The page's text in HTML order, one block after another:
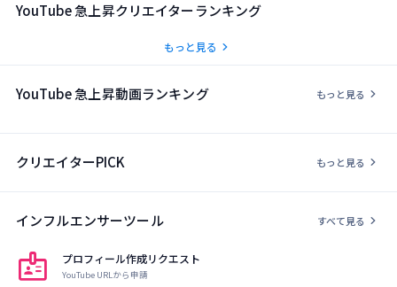
YouTube 急上昇クリエイターランキング
もっと見る chevron_right
YouTube 急上昇動画ランキング もっと見る chevron_right
クリエイターPICK もっと見る chevron_right
インフルエンサーツール すべて見る chevron_right
badge プロフィール作成リクエスト
YouTube URLから申請